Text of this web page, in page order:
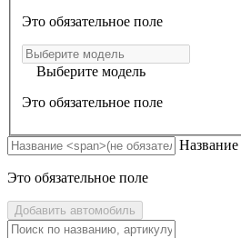
Это обязательное поле
Выберите модель
Это обязательное поле
Название
Это обязательное поле
Добавить автомобиль